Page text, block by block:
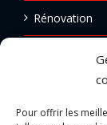
Pour offrir les
Rénovation